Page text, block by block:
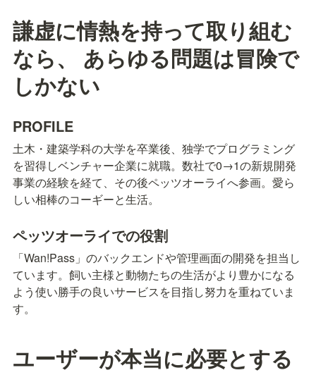
謙虚に情熱を持って取り組む
なら、 あらゆる問題は冒険で
しかない
PROFILE
土木・建築学科の大学を卒業後、独学でプログラミング
を習得しベンチャー企業に就職。数社で0→1の新規開発
事業の経験を経て、その後ペッツオーライへ参画。愛ら
しい相棒のコーギーと生活。
ペッツオーライでの役割
「Wan!Pass」のバックエンドや管理画面の開発を担当し
ています。飼い主様と動物たちの生活がより豊かになる
よう使い勝手の良いサービスを目指し努力を重ねていま
す。
ユーザーが本当に必要とする